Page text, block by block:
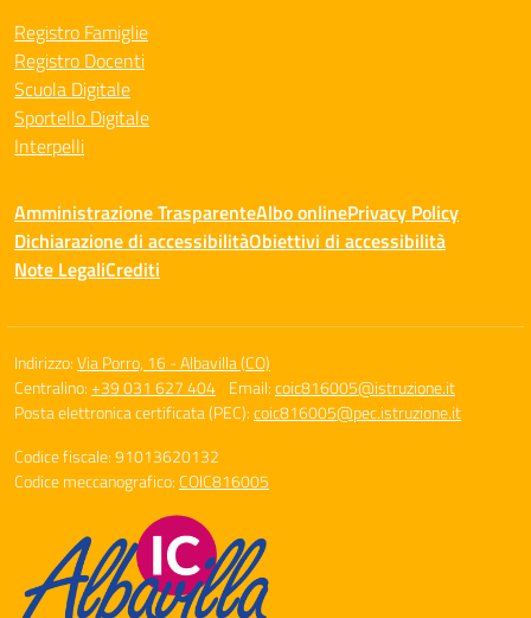
Registro Famiglie
Registro Docenti
Scuola Digitale
Sportello Digitale
Interpelli
Amministrazione TrasparenteAlbo onlinePrivacy Policy
Dichiarazione di accessibilitàObiettivi di accessibilità
Note LegaliCrediti
Indirizzo:Via Porro, 16 - Albavilla (CO)
Centralino:+39 031 627 404 Email:coic816005@istruzione.it
Posta elettronica certificata (PEC):coic816005@pec.istruzione.it
Codice fiscale: 91013620132
Codice meccanografico:COIC816005